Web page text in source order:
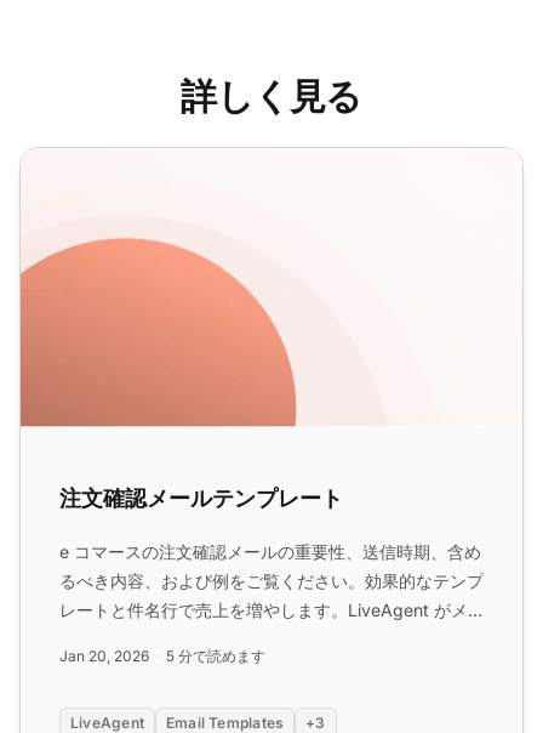
詳しく見る
注文確認メールテンプレート
注文確認メールテンプレート
e コマースの注文確認メールの重要性、送信時期、含め
るべき内容、および例をご覧ください。効果的なテンプ
レートと件名行で売上を増やします。LiveAgent がメ
びます。...
Jan 20, 2026 5 分で読めます
LiveAgent Email Templates +3